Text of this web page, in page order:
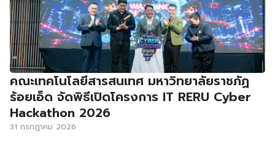
คณะเทคโนโลยีสารสนเทศ มหาวิทยาลัยราชภัฏ
ร้อยเอ็ด จัดพิธีเปิดโครงการ IT RERU Cyber
Hackathon 2026
31 กรกฎาคม 2026